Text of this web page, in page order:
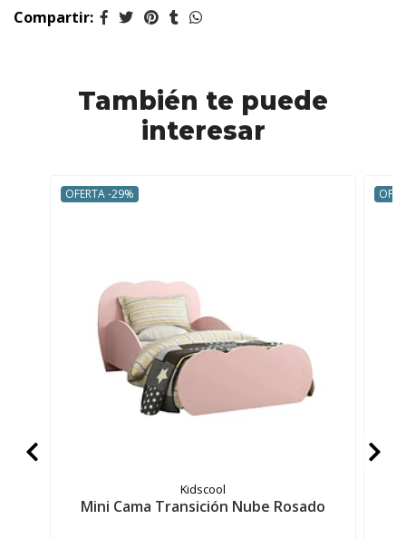
Compartir:
También te puede
interesar
OFERTA -29%
Kidscool
Mini Cama Transición Nube Rosado